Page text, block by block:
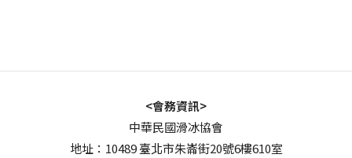
<會務資訊>
中華民國滑冰協會
地址：10489 臺北市朱崙街20號6樓610室